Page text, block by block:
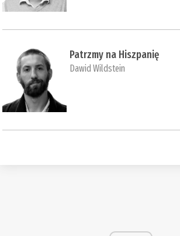
Patrzmy na Hiszpanię
Dawid Wildstein